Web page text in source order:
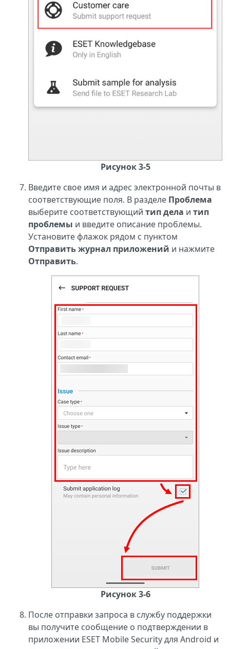
Рисунок 3-5
Введите свое имя и адрес электронной почты в
соответствующие поля. В разделе Проблема
выберите соответствующий тип дела и тип
проблемы и введите описание проблемы.
Установите флажок рядом с пунктом
Отправить журнал приложений и нажмите
Отправить.
Рисунок 3-6
После отправки запроса в службу поддержки
вы получите сообщение о подтверждении в
приложении ESET Mobile Security для Android и